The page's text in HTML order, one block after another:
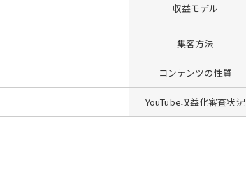
収益モデル
集客方法
コンテンツの性質
YouTube収益化審査状況